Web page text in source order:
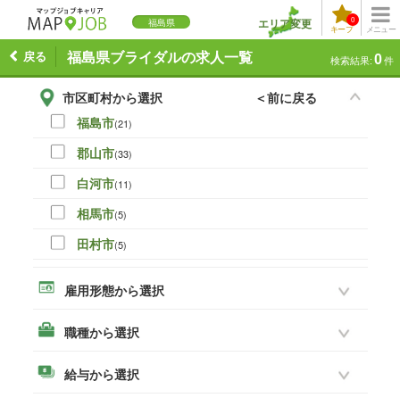
福島県
メニュー
キープ
0
エリア変更
福島県ブライダルの求人一覧
戻る 検索結果: 0件
市区町村から選択
＜前に戻る
福島市(21)
郡山市(33)
白河市(11)
相馬市(5)
田村市(5)
いわき市(19)
須賀川市(14)
雇用形態から選択
職種から選択
給与から選択